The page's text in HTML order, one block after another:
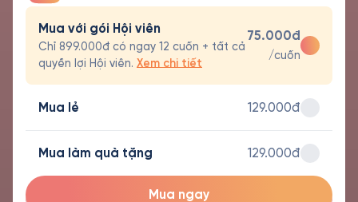
Mua với gói Hội viên
Chỉ 899.000đ có ngay 12 cuốn + tất cả
quyền lợi Hội viên. Xem chi tiết
75.000đ
/cuốn
Mua lẻ 129.000đ
Mua làm quà tặng 129.000đ
Mua ngay